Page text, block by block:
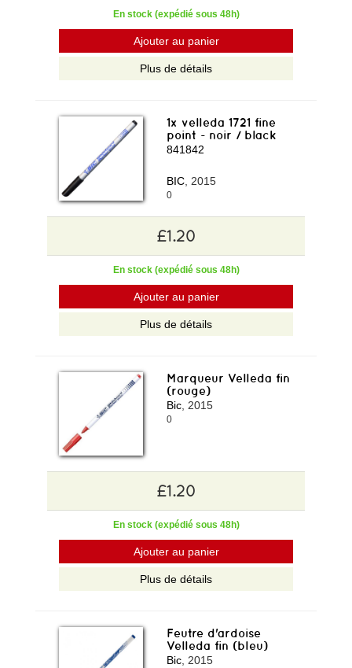
En stock (expédié sous 48h)
Ajouter au panier
Plus de détails
1x velleda 1721 fine
point - noir / black
841842
BIC, 2015
0
£1.20
En stock (expédié sous 48h)
Ajouter au panier
Plus de détails
Marqueur Velleda fin
(rouge)
Bic, 2015
0
£1.20
En stock (expédié sous 48h)
Ajouter au panier
Plus de détails
Feutre d'ardoise
Velleda fin (bleu)
Bic, 2015